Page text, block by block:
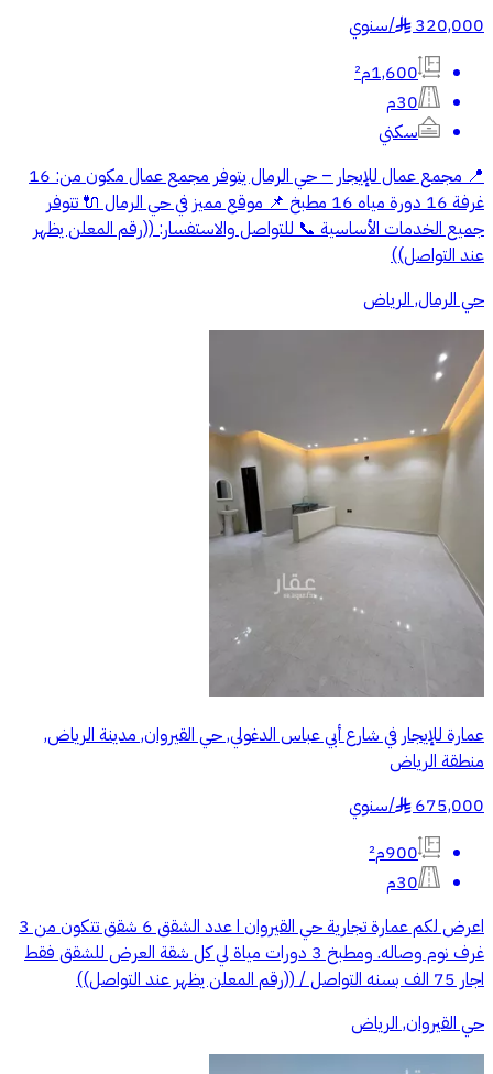
320,000
§
/سنوي
1,600م²
30م
سكني
📍 مجمع عمال للإيجار – حي الرمال يتوفر مجمع عمال مكون من: 16
غرفة 16 دورة مياه 16 مطبخ 📌 موقع مميز في حي الرمال 🔌 تتوفر
جميع الخدمات الأساسية 📞 للتواصل والاستفسار: ((رقم المعلن يظهر
عند التواصل))
حي الرمال, الرياض
عمارة للإيجار في شارع أبي عباس الدغولي, حي القيروان, مدينة الرياض,
منطقة الرياض
675,000
§
/سنوي
900م²
30م
اعرض لكم عمارة تجارية حي القيروان ا عدد الشقق 6 شقق تتكون من 3
غرف نوم وصاله. ومطبخ 3 دورات مياة لي كل شقة العرض للشقق فقط
اجار 75 الف بسنه التواصل / ((رقم المعلن يظهر عند التواصل))
حي القيروان, الرياض